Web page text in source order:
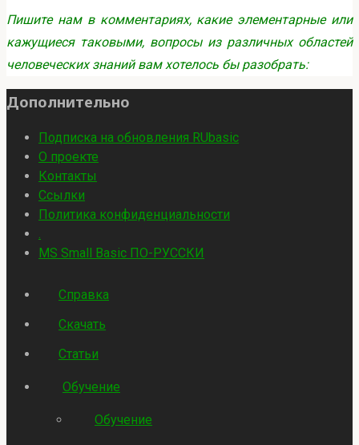
Пишите нам в комментариях, какие элементарные или
кажущиеся таковыми, вопросы из различных областей
человеческих знаний вам хотелось бы разобрать:
Дополнительно
Подписка на обновления RUbasic
О проекте
Контакты
Ссылки
Политика конфиденциальности
.
MS Small Basic ПО-РУССКИ
Справка
Скачать
Статьи
Обучение
Обучение